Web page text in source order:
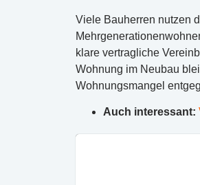
Viele Bauherren nutzen
klare vertragliche
Wohnung im Neubau
Wohnungsmangel
Auch interessant: